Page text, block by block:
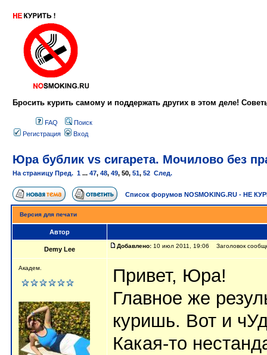
Бросить курить самому и поддержать других в этом деле!
FAQ
Поиск
Регистрация
Вход
Юра бублик vs сигарета. Мочилово без
На страницу Пред. 1 ... 47, 48, 49, 50, 51, 52 След.
Список форумов NOSMOKING.RU - НЕ
Версия для печати
Автор
Demy Lee Добавлено: 10 июл 2011, 19:06 Заголовок
Академ.
Привет, Юра!
Главное же
куришь. Вот и
Какая-то